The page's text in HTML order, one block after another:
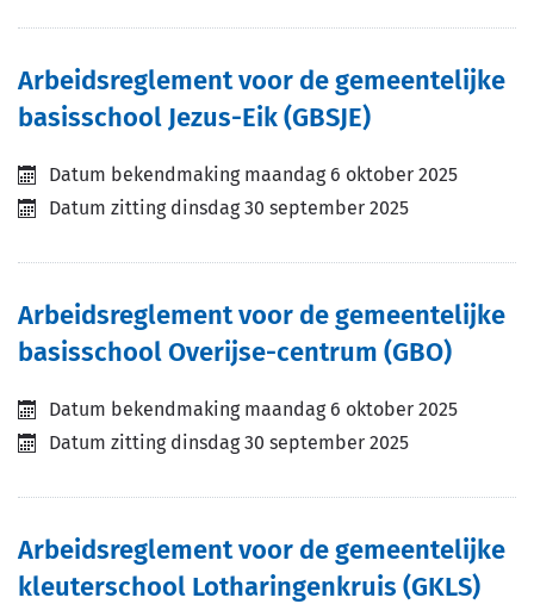
Arbeidsreglement voor de gemeentelijke
basisschool Jezus-Eik (GBSJE)
Datum bekendmakingmaandag 6 oktober 2025
Datum zittingdinsdag 30 september 2025
Arbeidsreglement voor de gemeentelijke
basisschool Overijse-centrum (GBO)
Datum bekendmakingmaandag 6 oktober 2025
Datum zittingdinsdag 30 september 2025
Arbeidsreglement voor de gemeentelijke
kleuterschool Lotharingenkruis (GKLS)